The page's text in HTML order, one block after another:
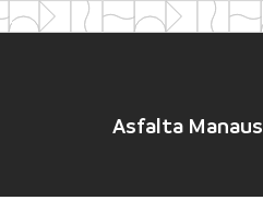
Asfalta Manaus